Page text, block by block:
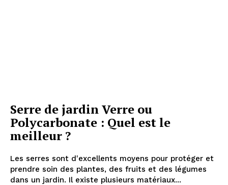
Serre de jardin Verre ou
Polycarbonate : Quel est le
meilleur ?
Les serres sont d'excellents moyens pour protéger et
prendre soin des plantes, des fruits et des légumes
dans un jardin. Il existe plusieurs matériaux...